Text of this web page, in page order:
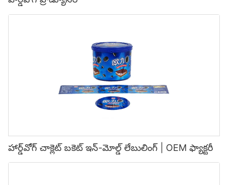
హార్డ్‌వోగ్ చాక్లెట్ బకెట్ ఇన్-మోల్డ్ లేబులింగ్ | OEM ఫ్యాక్టరీ